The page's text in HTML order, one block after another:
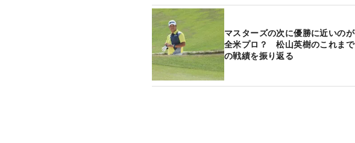
マスターズの次に優勝に近いのが
全米プロ？ 松山英樹のこれまで
の戦績を振り返る